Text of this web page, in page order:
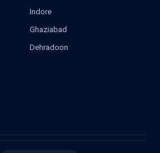
Indore
Ghaziabad
Dehradoon